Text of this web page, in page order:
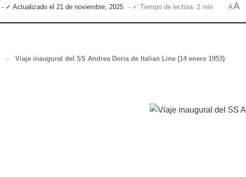
- ✓ Actualizado el 21 de noviembre, 2025 - ✓ Tiempo de lectura: 2 min AA
» Viaje inaugural del SS Andrea Doria de Italian Line (14 enero 1953)